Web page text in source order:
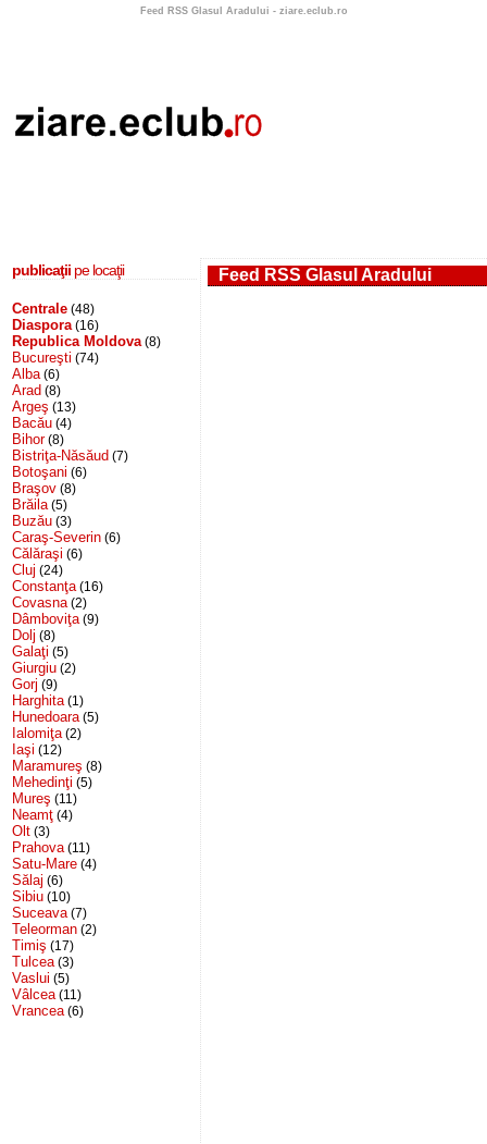
Feed RSS Glasul Aradului - ziare.eclub.ro
publicaţii pe locaţii
Centrale (48)
Diaspora (16)
Republica Moldova (8)
Bucureşti (74)
Alba (6)
Arad (8)
Argeş (13)
Bacău (4)
Bihor(8)
Bistriţa-Năsăud (7)
Botoşani (6)
Braşov (8)
Brăila (5)
Buzău (3)
Caraş-Severin (6)
Călăraşi (6)
Cluj (24)
Constanţa (16)
Covasna (2)
Dâmboviţa (9)
Dolj (8)
Galaţi (5)
Giurgiu (2)
Gorj (9)
Harghita (1)
Hunedoara (5)
Ialomiţa (2)
Iaşi (12)
Maramureş (8)
Mehedinţi (5)
Mureş (11)
Neamţ (4)
Olt (3)
Prahova (11)
Satu-Mare (4)
Sălaj (6)
Sibiu (10)
Suceava (7)
Teleorman (2)
Timiş (17)
Tulcea (3)
Vaslui (5)
Vâlcea (11)
Vrancea (6)
Feed RSS Glasul Aradului